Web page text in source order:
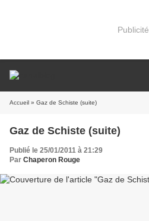
Publicité
Accueil » Gaz de Schiste (suite)
Gaz de Schiste (suite)
Publié le 25/01/2011 à 21:29
Par Chaperon Rouge